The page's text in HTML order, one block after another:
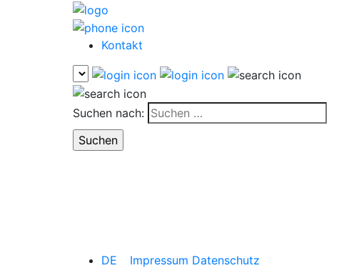
Kontakt
Suchen nach:
DE
Impressum Datenschutz